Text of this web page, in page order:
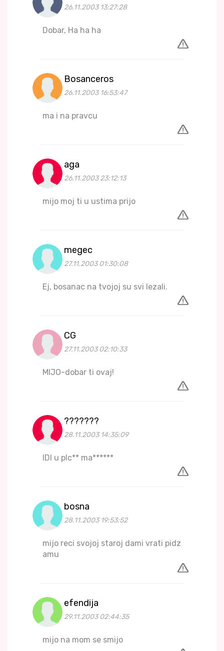
26.11.2003 13:27:28
Dobar, Ha ha ha
Bosanceros
26.11.2003 16:53:47
ma i na pravcu
aga
26.11.2003 23:12:13
mijo moj ti u ustima prijo
megec
27.11.2003 01:30:08
Ej, bosanac na tvojoj su svi lezali.
CG
27.11.2003 02:10:33
MIJO-dobar ti ovaj!
???????
28.11.2003 14:35:09
IDI u pIc** ma******
bosna
28.11.2003 19:53:52
mijo reci svojoj staroj dami vrati pidz
amu
efendija
29.11.2003 02:44:35
mijo na mom se smijo